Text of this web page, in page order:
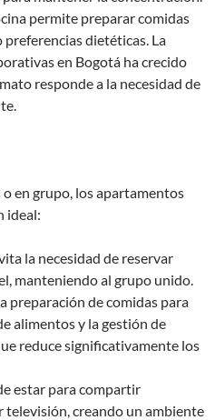
permite preparar comidas
dietéticas. La
en Bogotá ha crecido
responde a la necesidad de
en grupo, los apartamentos
ideal:
la necesidad de reservar
manteniendo al grupo unido.
preparación de comidas para
alimentos y la gestión de
reduce significativamente los
estar para compartir
televisión, creando un ambiente